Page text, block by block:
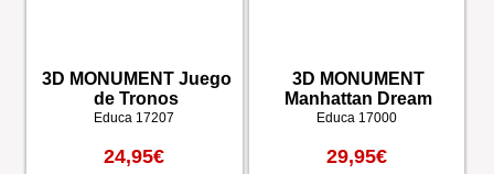
3D MONUMENT Juego
de Tronos
Educa 17207
24,95€
3D MONUMENT
Manhattan Dream
Educa 17000
29,95€